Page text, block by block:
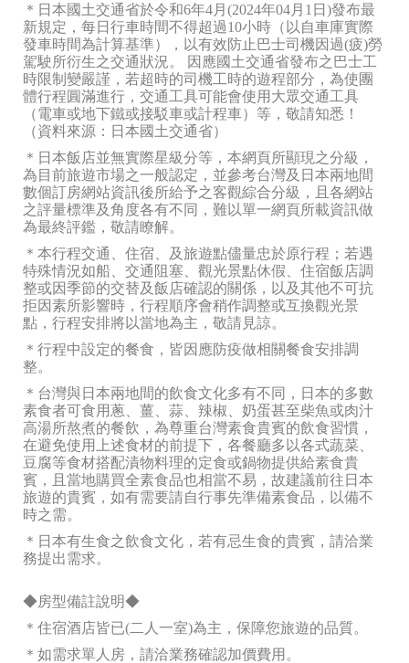
＊日本國土交通省於令和6年4月(2024年04月1日)發布最
新規定，每日行車時間不得超過10小時（以自車庫實際
發車時間為計算基準），以有效防止巴士司機因過(疲)勞
駕駛所衍生之交通狀況。 因應國土交通省發布之巴士工
時限制變嚴謹，若超時的司機工時的遊程部分，為使團
體行程圓滿進行，交通工具可能會使用大眾交通工具
（電車或地下鐵或接駁車或計程車）等，敬請知悉！
（資料來源：日本國土交通省）
＊日本飯店並無實際星級分等，本網頁所顯現之分級，
為目前旅遊市場之一般認定，並參考台灣及日本兩地間
數個訂房網站資訊後所給予之客觀綜合分級，且各網站
之評量標準及角度各有不同，難以單一網頁所載資訊做
為最終評鑑，敬請瞭解。
＊本行程交通、住宿、及旅遊點儘量忠於原行程；若遇
特殊情況如船、交通阻塞、觀光景點休假、住宿飯店調
整或因季節的交替及飯店確認的關係，以及其他不可抗
拒因素所影響時，行程順序會稍作調整或互換觀光景
點，行程安排將以當地為主，敬請見諒。
＊行程中設定的餐食，皆因應防疫做相關餐食安排調
整。
＊台灣與日本兩地間的飲食文化多有不同，日本的多數
素食者可食用蔥、薑、蒜、辣椒、奶蛋甚至柴魚或肉汁
高湯所熬煮的餐飲，為尊重台灣素食貴賓的飲食習慣，
在避免使用上述食材的前提下，各餐廳多以各式蔬菜、
豆腐等食材搭配漬物料理的定食或鍋物提供給素食貴
賓，且當地購買全素食品也相當不易，故建議前往日本
旅遊的貴賓，如有需要請自行事先準備素食品，以備不
時之需。
＊日本有生食之飲食文化，若有忌生食的貴賓，請洽業
務提出需求。
◆房型備註說明◆
＊住宿酒店皆已(二人一室)為主，保障您旅遊的品質。
＊如需求單人房，請洽業務確認加價費用。